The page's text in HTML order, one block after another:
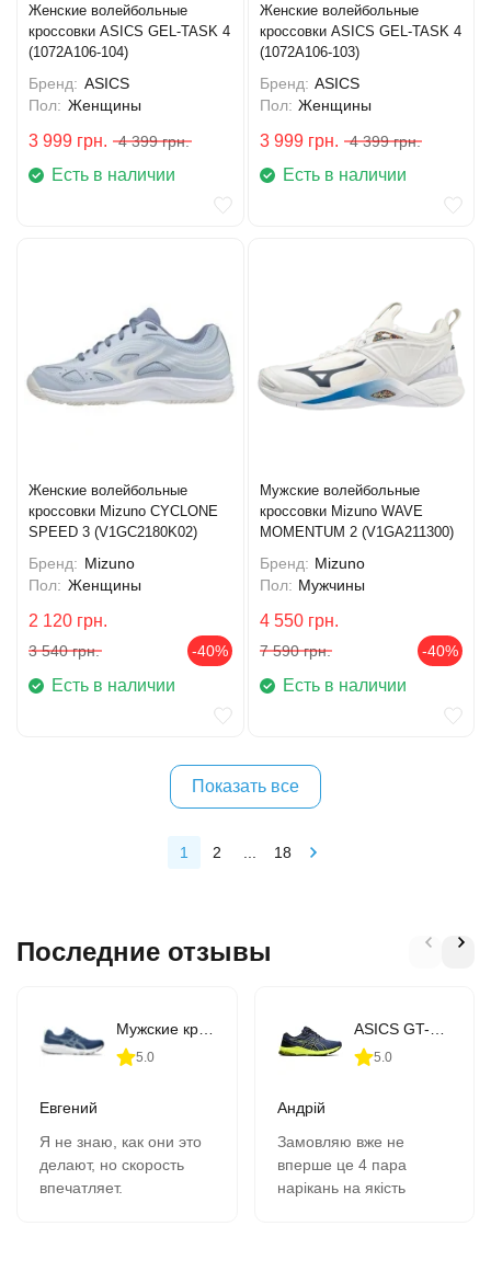
Женские волейбольные
кроссовки ASICS GEL-TASK 4
(1072A106-104)
Бренд: ASICS
Пол: Женщины
3 999 грн. 4 399 грн.
Есть в наличии
Женские волейбольные
кроссовки ASICS GEL-TASK 4
(1072A106-103)
Бренд: ASICS
Пол: Женщины
3 999 грн. 4 399 грн.
Есть в наличии
Женские волейбольные
кроссовки Mizuno CYCLONE
SPEED 3 (V1GC2180K02)
Бренд: Mizuno
Пол: Женщины
2 120 грн.
3 540 грн. -40%
Есть в наличии
Мужские волейбольные
кроссовки Mizuno WAVE
MOMENTUM 2 (V1GA211300)
Бренд: Mizuno
Пол: Мужчины
4 550 грн.
7 590 грн. -40%
Есть в наличии
Показать все
1 2 18
Последние отзывы
5.0
Евгений
Я не знаю, как они это
делают, но скорость
впечатляет.
5.0
Андрій
Замовляю вже не
вперше це 4 пара
нарікань на якість